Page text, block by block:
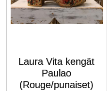
Laura Vita kengät
Paulao
(Rouge/punaiset)